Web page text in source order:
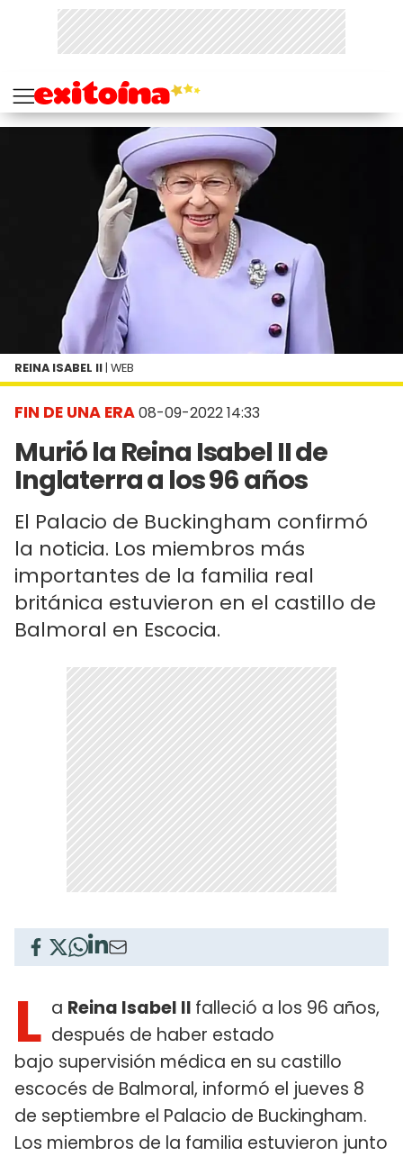
FIN DE UNA ERA08-09-2022 14:33
Murió la Reina Isabel II de
Inglaterra a los 96 años
El Palacio de Buckingham confirmó
la noticia. Los miembros más
importantes de la familia real
británica estuvieron en el castillo de
Balmoral en Escocia.
REINA ISABEL II | WEB
L a Reina Isabel II falleció a los 96 años,
después de haber estado
bajo supervisión médica en su castillo
escocés de Balmoral, informó el jueves 8
de septiembre el Palacio de Buckingham.
Los miembros de la familia estuvieron junto